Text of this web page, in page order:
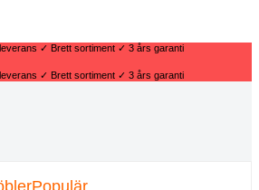
✓ Brett sortiment ✓ 3 års garanti
✓ Brett sortiment ✓ 3 års garanti